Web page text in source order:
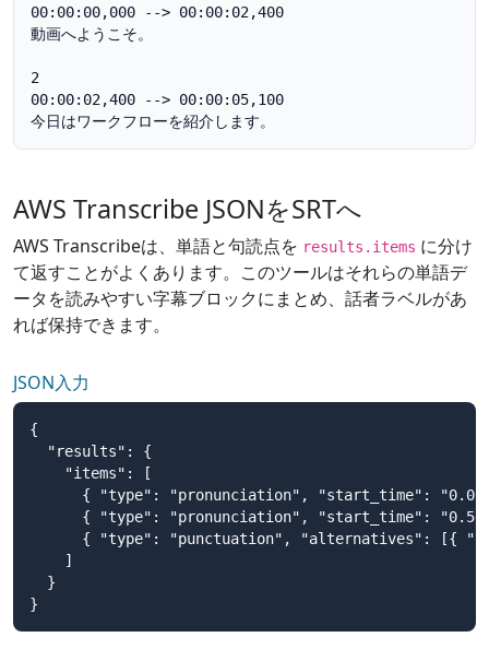
00:00:00,000 --> 00:00:02,400
動画へようこそ。
2
00:00:02,400 --> 00:00:05,100
今日はワークフローを紹介します。
AWS Transcribe JSONをSRTへ
AWS Transcribeは、単語と句読点を results.items に分け
て返すことがよくあります。このツールはそれらの単語デ
ータを読みやすい字幕ブロックにまとめ、話者ラベルがあ
れば保持できます。
JSON入力
{
  "results": {
    "items": [
{ "type": "pronunciation", "start_time":
{ "type": "pronunciation", "start_time":
{ "type": "punctuation", "alternatives": [{
    ]
  }
}